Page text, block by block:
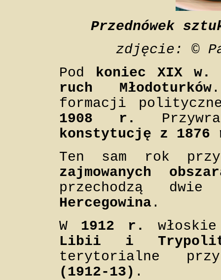
Przednówek
zdjęcie: ©
Pod koniec XIX w.
ruch Młodoturków.
formacji
1908 r.
konstytucję z
Ten sam rok
zajmowanych
przechodzą
Hercegowina.
W 1912 r.
Libii i
terytorialne
(1912-13) .